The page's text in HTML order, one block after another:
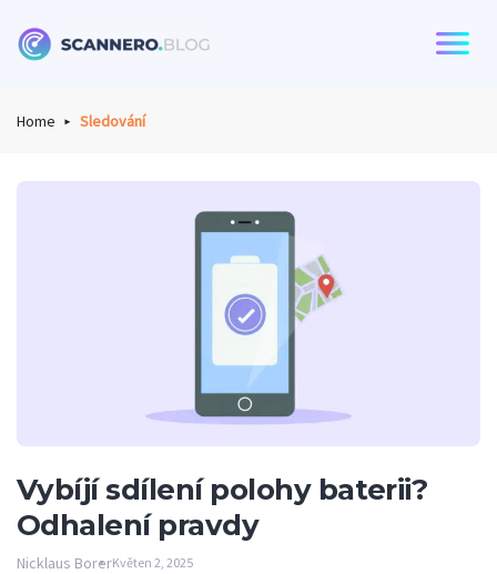
Home Sledování
Vybíjí sdílení polohy baterii?
Odhalení pravdy
Nicklaus BorerKvěten 2, 2025